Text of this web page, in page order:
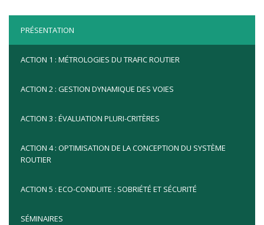
PRÉSENTATION
ACTION 1 : MÉTROLOGIES DU TRAFIC ROUTIER
ACTION 2 : GESTION DYNAMIQUE DES VOIES
ACTION 3 : ÉVALUATION PLURI-CRITÈRES
ACTION 4 : OPTIMISATION DE LA CONCEPTION DU SYSTÈME
ROUTIER
ACTION 5 : ECO-CONDUITE : SOBRIÉTÉ ET SÉCURITÉ
SÉMINAIRES